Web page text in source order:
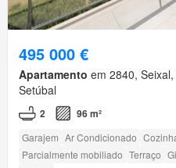
495 000 €
Apartamento em 2840,
Setúbal
2 96 m²
Garajem Ar Condicionado
Parcialmente mobiliado Terraço